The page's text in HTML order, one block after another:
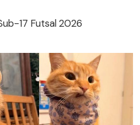
17 Futsal 2026